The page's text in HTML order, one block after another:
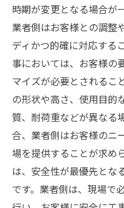
時期が変更となる場合が
業者側はお客様との調整
ディかつ的確に対応する
事においては、お客様の
マイズが必要とされるこ
の形状や高さ、使用目的
質、耐荷重などが異なる
合、業者側はお客様のニ
場を提供することが求め
は、安全性が最優先とな
です。業者側は、現場で